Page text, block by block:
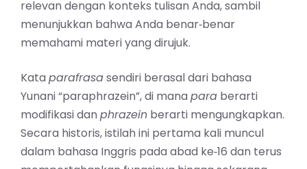
relevan dengan konteks tulisan Anda, sambil
menunjukkan bahwa Anda benar‑benar
memahami materi yang dirujuk.
Kata parafrasasendiri berasal dari bahasa
Yunani “paraphrazein”, di mana para berarti
modifikasi dan phrazein berarti mengungkapkan.
Secara historis, istilah ini pertama kali muncul
dalam bahasa Inggris pada abad ke‑16 dan terus